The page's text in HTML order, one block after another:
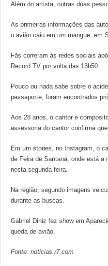
Além do artista, outras duas
As primeiras informações das
o avião caiu em um mangue, em
Fãs correram às redes sociais
Record TV por volta das 13h50.
Pouco ou nada sabe sobre o
passaporte, foram encontrados
Aos 28 anos, o cantor e
assessoria do cantor confirma
Em um stories, no Instagram, o
de Feira de Santana, onde está a
nesta segunda-feira.
Na região, segundo imagens
durante as buscas.
Gabriel Diniz fez show em
queda de avião.
Fonte: noticias.r7.com